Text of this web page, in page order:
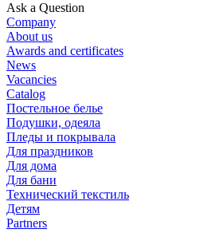
Ask a Question
Company
About us
Awards and certificates
News
Vacancies
Catalog
Постельное белье
Подушки, одеяла
Пледы и покрывала
Для праздников
Для дома
Для бани
Технический текстиль
Детям
Partners